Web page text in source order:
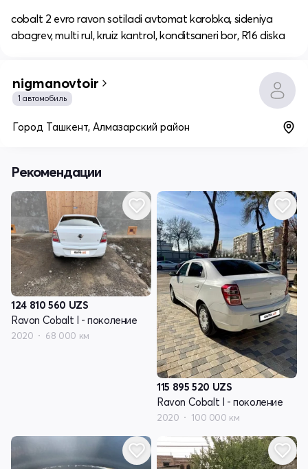
cobalt 2 evro ravon sotiladi avtomat karobka, sideniya
abagrev, multi rul, kruiz kantrol, konditsaneri bor, R16 diska
nigmanovtoir
1 автомобиль
Город Ташкент, Алмазарский район
Рекомендации
124 810 560 UZS
Ravon Cobalt I - поколение
2020 68 000 км
115 895 520 UZS
Ravon Cobalt I - поколение
2020 100 000 км